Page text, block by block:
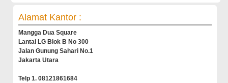
Alamat Kantor :
Mangga Dua Square
Lantai LG Blok B No 300
Jalan Gunung Sahari No.1
Jakarta Utara
Telp 1. 08121861684